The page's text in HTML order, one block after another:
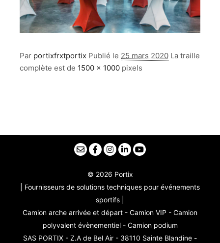
Par portixfrxtportix Publié le 25 mars 2020 La traille
complète est de 1500 × 1000 pixels
© 2026 Portix
| Fournisseurs de solutions techniques pour événements
sportifs |
Camion arche arrivée et départ - Camion VIP - Camion
polyvalent évènementiel - Camion podium
SAS PORTIX - Z.A de Bel Air - 38110 Sainte Blandine -